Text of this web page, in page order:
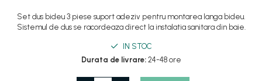
Dus baie complet
Set dus bideu 3 piese suport adeziv pentru montarea langa bideu.
Sistemul de dus se racordeaza direct la instalatia sanitara din baie.
IN STOC
Durata de livrare:24-48 ore